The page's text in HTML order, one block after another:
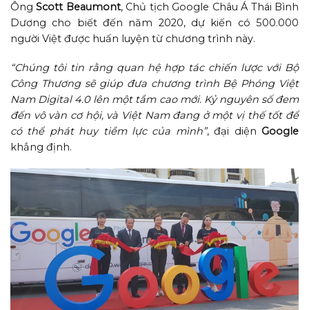
ÔngScott Beaumont, Chủ tịch Google Châu Á Thái Bình
Dương cho biết đến năm 2020, dự kiến có 500.000
người Việt được huấn luyện từ chương trình này.
“Chúng tôi tin rằng quan hệ hợp tác chiến lược với Bộ
Công Thương sẽ giúp đưa chương trình Bệ Phóng Việt
Nam Digital 4.0 lên một tầm cao mới. Kỷ nguyên số đem
đến vô vàn cơ hội, và Việt Nam đang ở một vị thế tốt để
có thể phát huy tiềm lực của mình”, đại diện Google
khẳng định.